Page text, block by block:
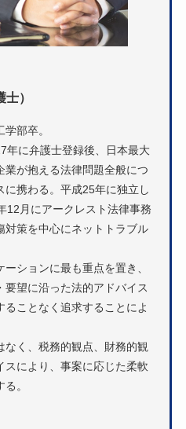
士）
部卒。
年に弁護士登録後、日本最大
業が抱える法律問題全般につ
に携わる。平成25年に独立し
12月にアークレスト法律事務
対策を中心にネットトラブル
ションに最も重点を置き、
望に沿った法的アドバイス
ことなく追求することによ
く、税務的観点、財務的観
スにより、事案に応じた柔軟
。